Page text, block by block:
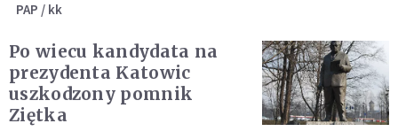
PAP / kk
Po wiecu kandydata na
prezydenta Katowic
uszkodzony pomnik
Ziętka